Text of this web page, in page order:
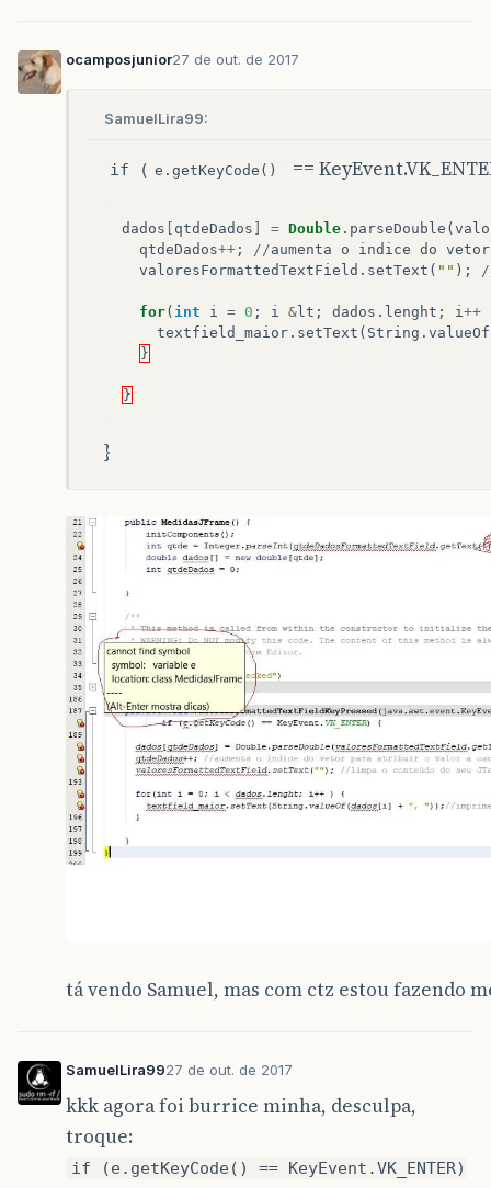
ocamposjunior27 de out. de 2017
SamuelLira99:
if ( e.getKeyCode() ==
dados qtdeDados = Double . parseDouble (
qtdeDados++ ; //aumenta o indice do vetor
valoresFormattedTextField . setText ( "" );
for( int i = 0 ; i & lt ; dados . lenght ; i ++
textfield_maior . setText ( String . valueOf
}
}
}
tá vendo Samuel, mas com ctz estou fazendo
SamuelLira9927 de out. de 2017
kkk agora foi burrice minha, desculpa,
troque:
if (e.getKeyCode() == KeyEvent.VK_ENTER)